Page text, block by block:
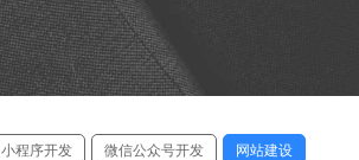
小程序开发 微信公众号开发 网站建设